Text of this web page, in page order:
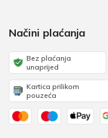
Načini plaćanja
Bez plaćanja
unaprijed
Kartica prilikom
pouzeća